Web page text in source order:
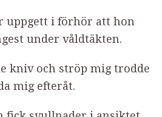
uppgett i förhör att hon
under våldtäkten.
kniv och ströp mig trodde
mig efteråt.